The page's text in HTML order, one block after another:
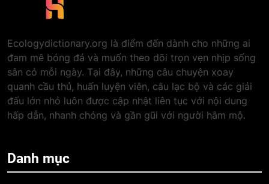
Ecologydictionary.org là điểm đến dành cho những ai
đam mê bóng đá và muốn theo dõi trọn vẹn nhịp sống
sân cỏ mỗi ngày. Tại đây, những câu chuyện xoay
quanh cầu thủ, huấn luyện viên, câu lạc bộ và các giải
đấu lớn nhỏ luôn được cập nhật liên tục với nội dung
hấp dẫn, nhanh chóng và gần gũi với người hâm mộ.
Danh mục